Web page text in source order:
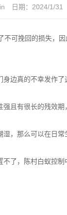
日期： 2024/1/31
不可挽回的损失，
身边真的不幸发作
强且有很长的残效期
，那么可以在日
了，陈村白蚁控制